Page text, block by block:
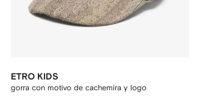
ETRO KIDS
gorra con motivo de cachemira y logo